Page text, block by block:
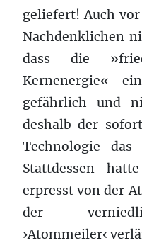
geliefert! Auch
Nachdenklichen
dass die
Kernenergie«
gefährlich und
deshalb der
Technologie
Stattdessen
erpresst von der
der
›Atommeiler‹